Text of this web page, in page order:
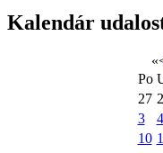
Kalendár
«
Po
27
3
4
10